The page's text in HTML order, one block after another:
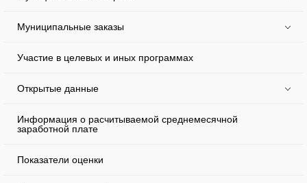
Муниципальные заказы
Участие в целевых и иных программах
Открытые данные
Информация о расчитываемой среднемесячной
заработной плате
Показатели оценки